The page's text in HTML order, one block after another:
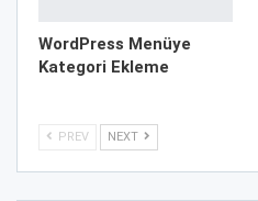
WordPress Menüye
Kategori Ekleme
PREV NEXT